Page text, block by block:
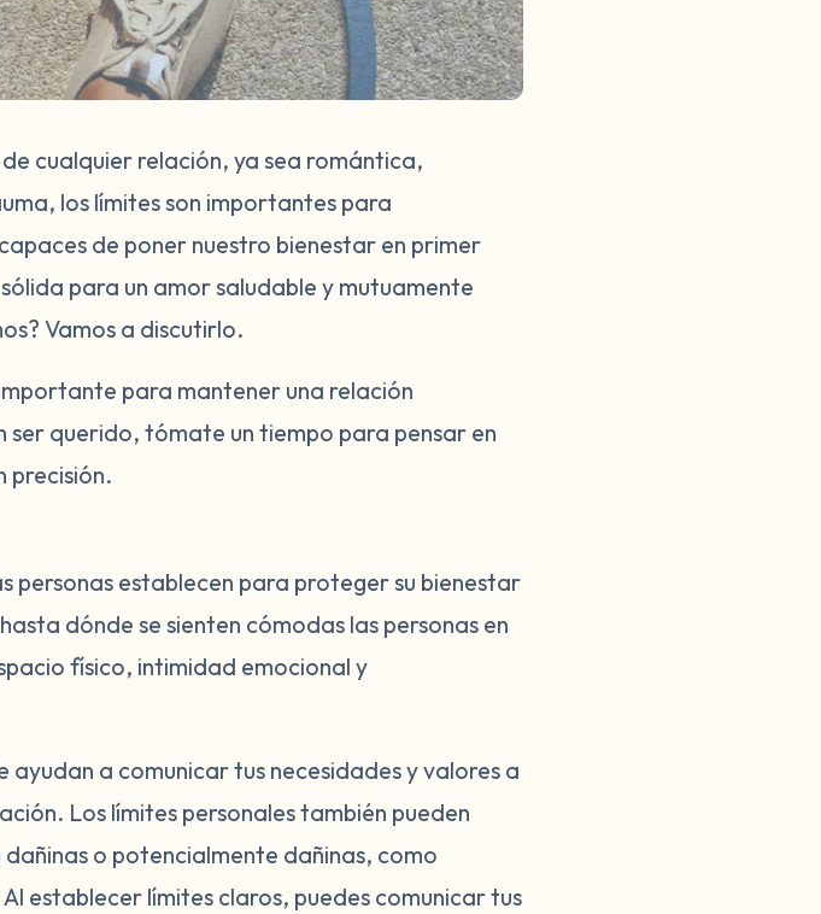
cualquier relación, ya sea romántica,
los límites son importantes para
de poner nuestro bienestar en primer
para un amor saludable y mutuamente
Vamos a discutirlo.
para mantener una relación
ser querido, tómate un tiempo para pensar en
precisión.
personas establecen para proteger su bienestar
dónde se sienten cómodas las personas en
físico, intimidad emocional y
a comunicar tus necesidades y valores a
Los límites personales también pueden
o potencialmente dañinas, como
establecer límites claros, puedes comunicar tus